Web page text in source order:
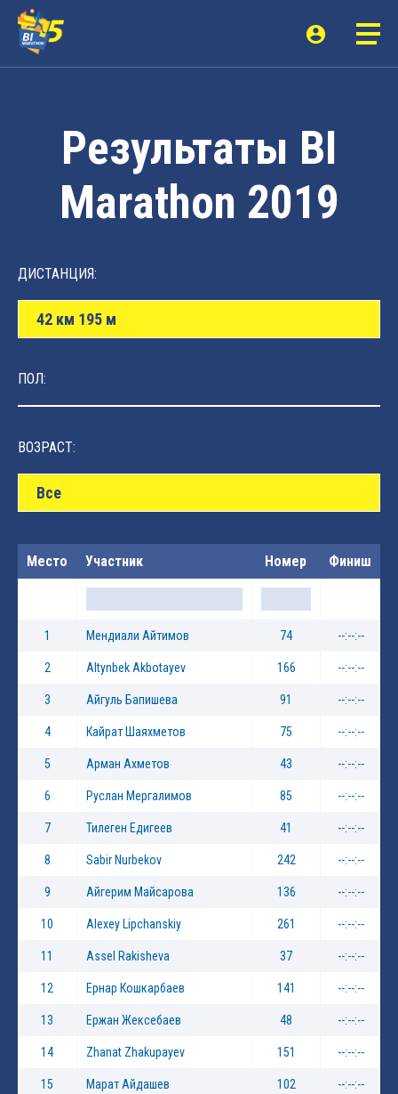
Результаты BI
Marathon 2019
ДИСТАНЦИЯ:
42 км 195 м
ПОЛ:
ВОЗРАСТ:
Все
Место Участник Номер Финиш
1 Мендиали Айтимов 74 --:--:--
2 Altynbek Akbotayev 166 --:--:--
3 Айгуль Бапишева 91 --:--:--
4 Кайрат Шаяхметов 75 --:--:--
5 Арман Ахметов 43 --:--:--
6 Руслан Мергалимов 85 --:--:--
7 Тилеген Едигеев 41 --:--:--
8 Sabir Nurbekov 242 --:--:--
9 Айгерим Майсарова 136 --:--:--
10 Alexey Lipchanskiy 261 --:--:--
11 Assel Rakisheva 37 --:--:--
12 Ернар Кошкарбаев 141 --:--:--
13 Ержан Жексебаев 48 --:--:--
14 Zhanat Zhakupayev 151 --:--:--
15 Марат Айдашев 102 --:--:--